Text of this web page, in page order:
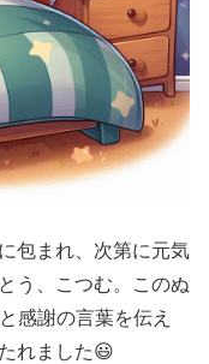
包まれ、次第に元気
う、こつむ。このぬ
感謝の言葉を伝え
れました😃